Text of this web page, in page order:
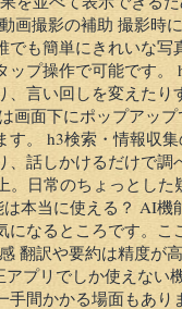
画撮影の補助 撮影時
でも簡単にきれいな写
ップ操作で可能です。
、言い回しを変えた
画面下にポップアッ
す。 h3検索・情報収
、話しかけるだけで調
。日常のちょっとし
本当に使える？ AI機
になるところです。こ
翻訳や要約は精度が
アプリでしか使えない
手間かかる場面もあり